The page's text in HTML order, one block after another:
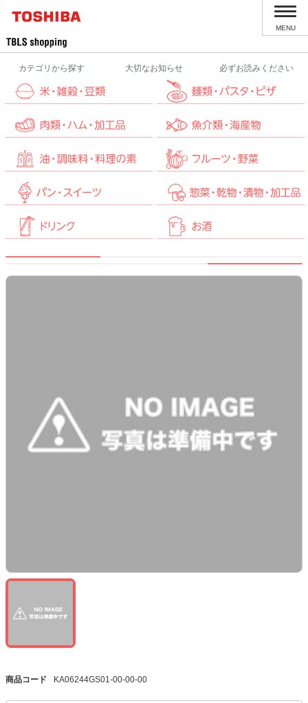
MENU
カテゴリから探す 大切なお知らせ 必ずお読みください
商品コード KA06244GS01-00-00-00